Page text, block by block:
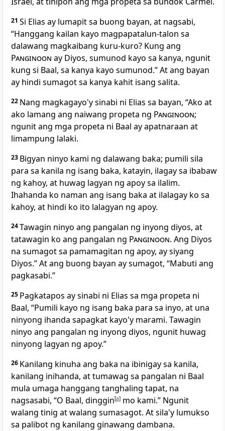
21 Si Elias ay lumapit sa buong bayan, at nagsabi,
“Hanggang kailan kayo magpapatalun-talon sa
dalawang magkaibang kuru-kuro? Kung ang
Panginoon ay Diyos, sumunod kayo sa kanya, ngunit
kung si Baal, sa kanya kayo sumunod.” At ang bayan
ay hindi sumagot sa kanya kahit isang salita.
22 Nang magkagayo'y sinabi ni Elias sa bayan, “Ako at
ako lamang ang naiwang propeta ng Panginoon;
ngunit ang mga propeta ni Baal ay apatnaraan at
limampung lalaki.
23 Bigyan ninyo kami ng dalawang baka; pumili sila
para sa kanila ng isang baka, katayin, ilagay sa ibabaw
ng kahoy, at huwag lagyan ng apoy sa ilalim.
Ihahanda ko naman ang isang baka at ilalagay ko sa
kahoy, at hindi ko ito lalagyan ng apoy.
24Tawagin ninyo ang pangalan ng inyong diyos, at
tatawagin ko ang pangalan ng Panginoon. Ang Diyos
na sumagot sa pamamagitan ng apoy, ay siyang
Diyos.” At ang buong bayan ay sumagot, “Mabuti ang
pagkasabi.”
25 Pagkatapos ay sinabi ni Elias sa mga propeta ni
Baal, “Pumili kayo ng isang baka para sa inyo, at una
ninyong ihanda sapagkat kayo'y marami. Tawagin
ninyo ang pangalan ng inyong diyos, ngunit huwag
ninyong lagyan ng apoy.”
26 Kanilang kinuha ang baka na ibinigay sa kanila,
kanilang inihanda, at tumawag sa pangalan ni Baal
mula umaga hanggang tanghaling tapat, na
nagsasabi, “O Baal, dinggin[a] mo kami.” Ngunit
walang tinig at walang sumasagot. At sila'y lumukso
sa palibot ng kanilang ginawang dambana.